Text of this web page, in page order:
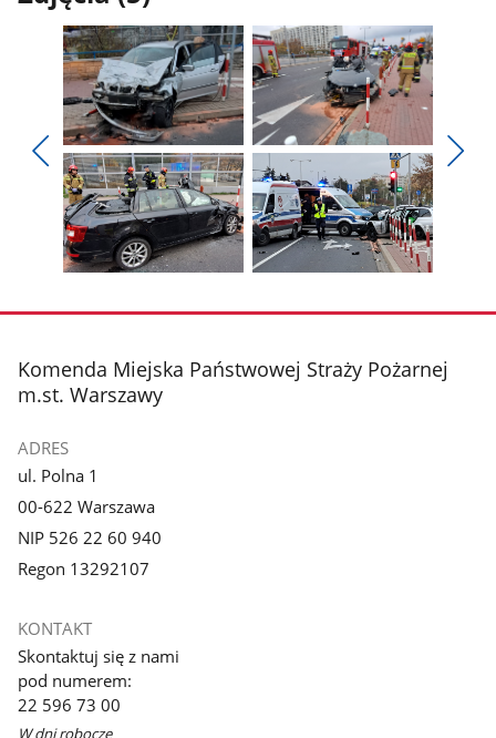
Pokaż
poprzednie
zdjęcia
Pokaż
zdjęcie
1
z
galerii.
Pokaż
zdjęcie
2
z
galerii.
zdjęcie
galerii.
zdjęcie
galerii.
stopka
Komenda Miejska Państwowej Straży Pożarnej
m.st. Warszawy
ADRES
ul. Polna 1
00-622 Warszawa
NIP 526 22 60 940
Regon 13292107
KONTAKT
Skontaktuj się z nami
pod numerem:
22 596 73 00
W dni robocze